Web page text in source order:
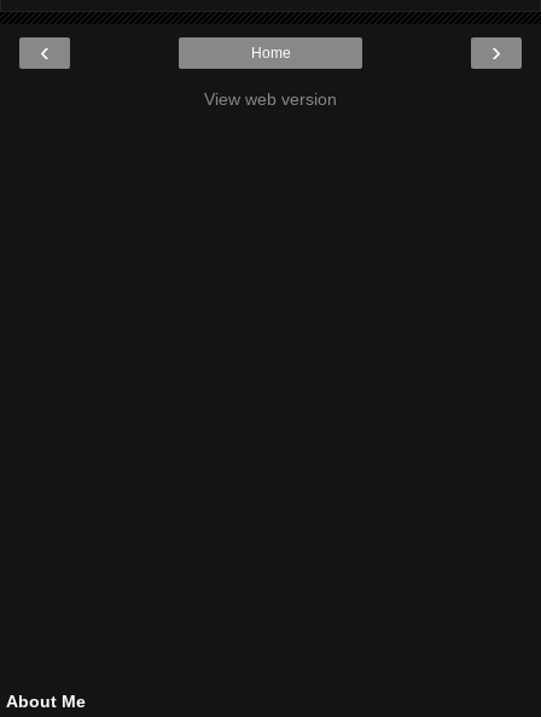
‹ ›
Home
View web version
About Me